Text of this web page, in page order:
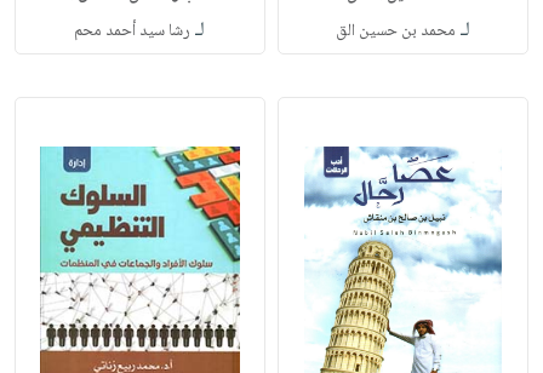
لـ محمد بن حسين الق لـ رشا سيد أحمد محم